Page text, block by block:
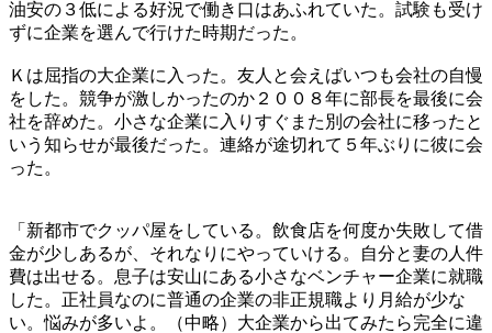
油安の３低による好況で働き口はあふれていた。試験も受け
ずに企業を選んで行けた時期だった。
Ｋは屈指の大企業に入った。友人と会えばいつも会社の自慢
をした。競争が激しかったのか２００８年に部長を最後に会
社を辞めた。小さな企業に入りすぐまた別の会社に移ったと
いう知らせが最後だった。連絡が途切れて５年ぶりに彼に会
った。
「新都市でクッパ屋をしている。飲食店を何度か失敗して借
金が少しあるが、それなりにやっていける。自分と妻の人件
費は出せる。息子は安山にある小さなベンチャー企業に就職
した。正社員なのに普通の企業の非正規職より月給が少な
い。悩みが多いよ。（中略）大企業から出てみたら完全に違